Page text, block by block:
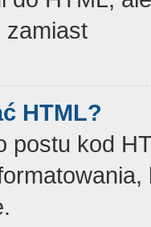
zamiast
HTML?
postu kod